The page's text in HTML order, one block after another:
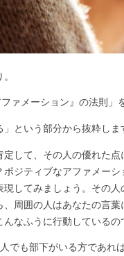
ァメーション』の法則」
という部分から抜粋しま
定して、その人の優れた
ジティブなアファメー
してみましょう。その
周囲の人はあなたの言
なふうに行動しているの
でも部下がいる方であれ